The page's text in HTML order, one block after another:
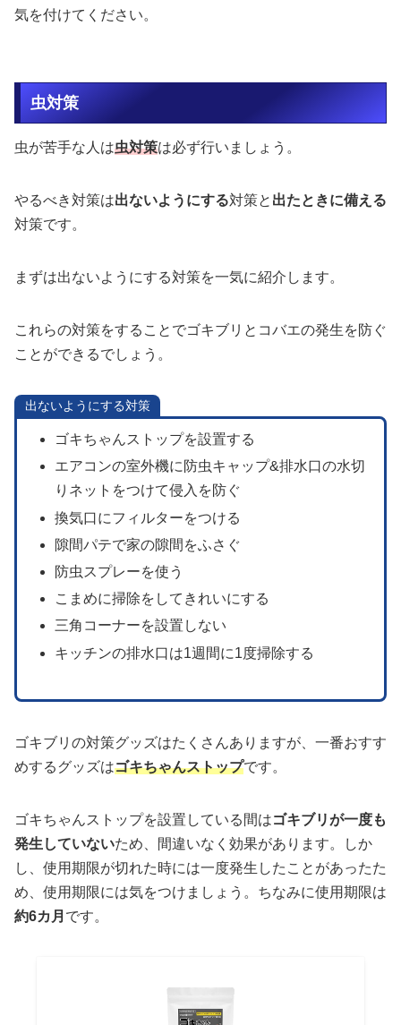
気を付けてください。
虫対策
虫が苦手な人は虫対策は必ず行いましょう。
やるべき対策は出ないようにする対策と 出たときに備える
対策です。
まずは出ないようにする対策を一気に紹介します。
これらの対策をすることでゴキブリとコバエの発生を防ぐ
ことができるでしょう。
出ないようにする対策
ゴキちゃんストップを設置する
エアコンの室外機に防虫キャップ&排水口の水切
りネットをつけて侵入を防ぐ
換気口にフィルターをつける
隙間パテで家の隙間をふさぐ
防虫スプレーを使う
こまめに掃除をしてきれいにする
三角コーナーを設置しない
キッチンの排水口は1週間に1度掃除する
ゴキブリの対策グッズはたくさんありますが、一番おすす
めするグッズはゴキちゃんストップです。
ゴキちゃんストップを設置している間はゴキブリが一度も
発生していないため、間違いなく効果があります。しか
し、使用期限が切れた時には一度発生したことがあったた
め、使用期限には気をつけましょう。ちなみに使用期限は
約6カ月 です。